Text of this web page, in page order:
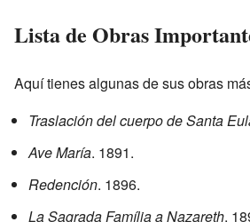
Lista de Obras
Aquí tienes algunas de sus obras
Traslación del cuerpo de Santa
Ave María. 1891.
Redención. 1896.
La Sagrada Família a Nazareth.